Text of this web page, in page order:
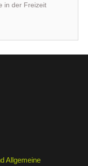
in der Freizeit
Allgemeine